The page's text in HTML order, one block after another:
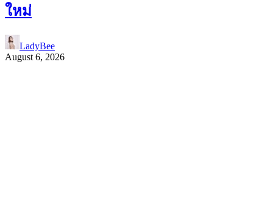
ใหม่
LadyBee
August 6, 2026